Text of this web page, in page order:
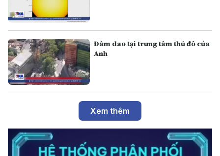
Đâm dao tại trung tâm thủ đô của
Anh
Xem thêm